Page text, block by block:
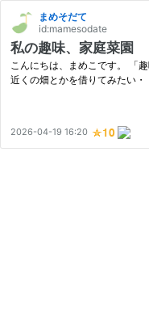
まめそだて
id:mamesodate
私の趣味、家庭菜園
こんにちは、まめこです。 「
近くの畑とかを借りてみたい
2026-04-19 16:20